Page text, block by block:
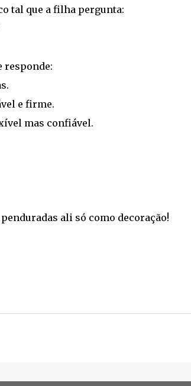
tal que a filha pergunta:
responde:
e firme.
mas confiável.
ali só como decoração!